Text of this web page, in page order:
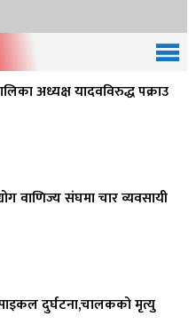
अध्यक्ष यादवविरुद्ध पक्राउ
वाणिज्य संघमा चार व्यवसायी
दुर्घटना,चालकको मृत्यु